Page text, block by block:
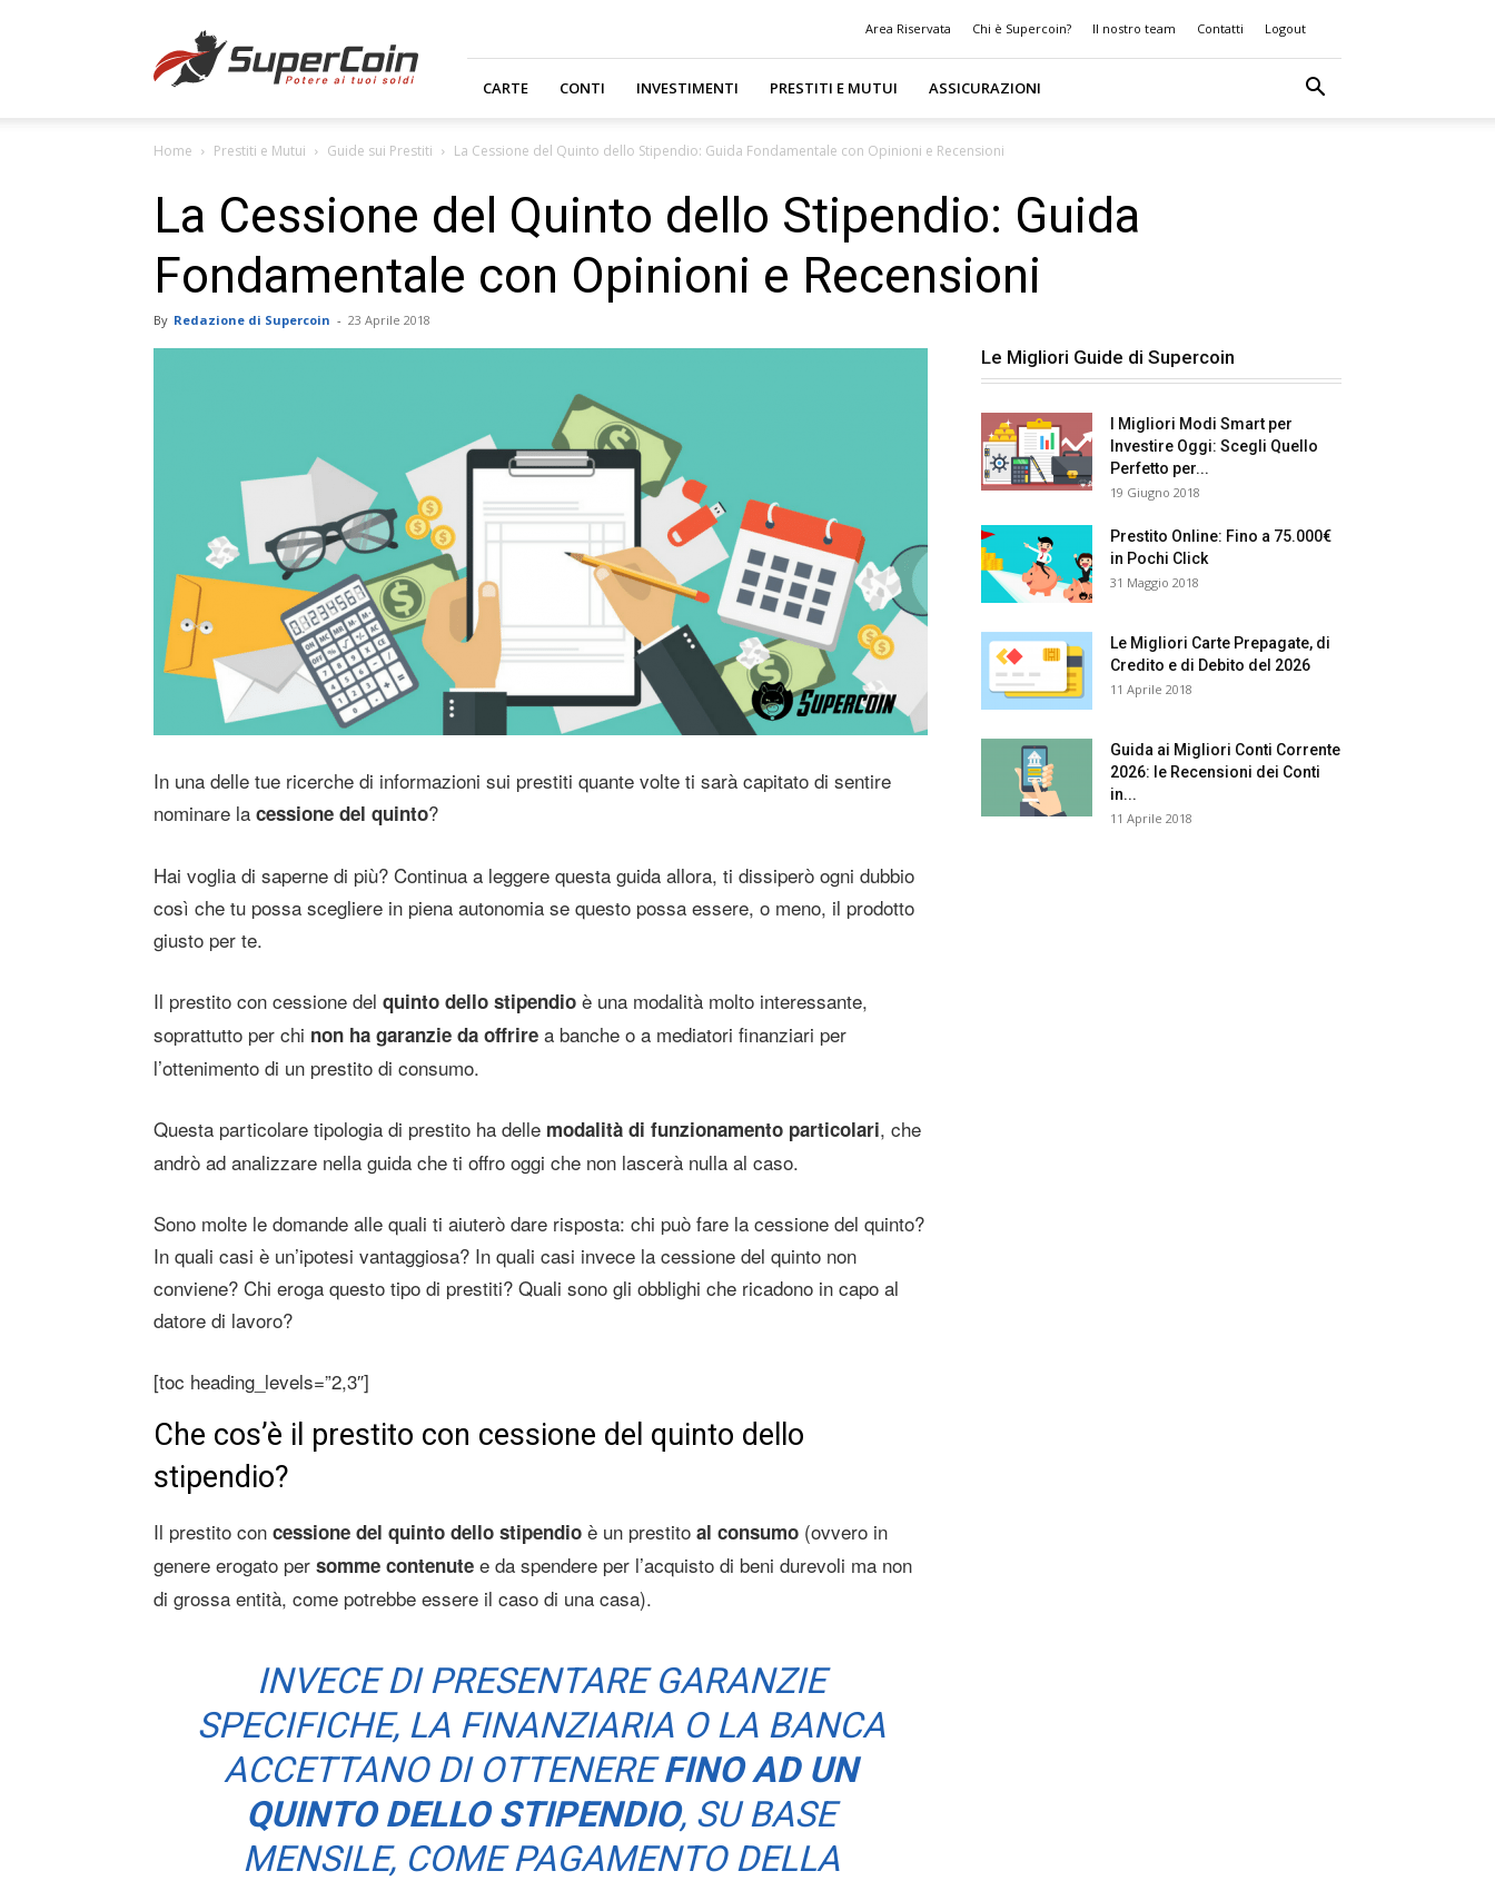
Area Riservata Chi è Supercoin? Il nostro team Contatti Logout
CARTE CONTI INVESTIMENTI PRESTITI E MUTUI ASSICURAZIONI
Home Prestiti e Mutui Guide sui Prestiti La Cessione del Quinto dello Stipendio: Guida Fondamentale con Opinioni e Recensioni
La Cessione del Quinto dello Stipendio: Guida
Fondamentale con Opinioni e Recensioni
By Redazione di Supercoin - 23 Aprile 2018
In una delle tue ricerche di informazioni sui prestiti quante volte ti sarà capitato di sentire
nominare la cessione del quinto?
Hai voglia di saperne di più? Continua a leggere questa guida allora, ti dissiperò ogni dubbio
così che tu possa scegliere in piena autonomia se questo possa essere, o meno, il prodotto
giusto per te.
Il prestito con cessione del quinto dello stipendio è una modalità molto interessante,
soprattutto per chi non ha garanzie da offrire a banche o a mediatori finanziari per
l’ottenimento di un prestito di consumo.
Questa particolare tipologia di prestito ha delle modalità di funzionamento particolari, che
andrò ad analizzare nella guida che ti offro oggi che non lascerà nulla al caso.
Sono molte le domande alle quali ti aiuterò dare risposta: chi può fare la cessione del quinto?
In quali casi è un’ipotesi vantaggiosa? In quali casi invece la cessione del quinto non
conviene? Chi eroga questo tipo di prestiti? Quali sono gli obblighi che ricadono in capo al
datore di lavoro?
[toc heading_levels=”2,3″]
Che cos’è il prestito con cessione del quinto dello
stipendio?
Il prestito con cessione del quinto dello stipendio è un prestito al consumo (ovvero in
genere erogato per somme contenute e da spendere per l’acquisto di beni durevoli ma non
di grossa entità, come potrebbe essere il caso di una casa).
INVECE DI PRESENTARE GARANZIE
SPECIFICHE, LA FINANZIARIA O LA BANCA
ACCETTANO DI OTTENEREFINO AD UN
QUINTO DELLO STIPENDIO, SU BASE
MENSILE, COME PAGAMENTO DELLA
Le Migliori Guide di Supercoin
I Migliori Modi Smart per
Investire Oggi: Scegli Quello
Perfetto per...
19 Giugno 2018
Prestito Online: Fino a 75.000€
in Pochi Click
31 Maggio 2018
Le Migliori Carte Prepagate, di
Credito e di Debito del 2026
11 Aprile 2018
Guida ai Migliori Conti Corrente
2026: le Recensioni dei Conti
in...
11 Aprile 2018